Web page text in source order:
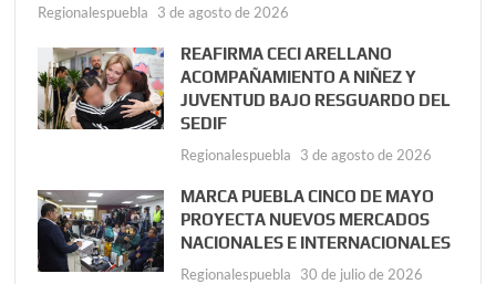
Regionalespuebla 3 de agosto de 2026
REAFIRMA CECI ARELLANO
ACOMPAÑAMIENTO A NIÑEZ Y
JUVENTUD BAJO RESGUARDO DEL
SEDIF
Regionalespuebla 3 de agosto de 2026
MARCA PUEBLA CINCO DE MAYO
PROYECTA NUEVOS MERCADOS
NACIONALES E INTERNACIONALES
Regionalespuebla 30 de julio de 2026